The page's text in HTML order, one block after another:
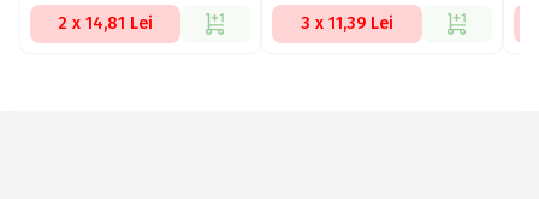
2 x 14,81 Lei 3 x 11,39 Lei